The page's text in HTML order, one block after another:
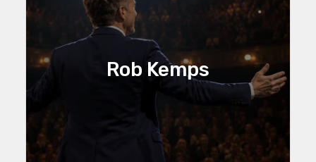
Rob Kemps